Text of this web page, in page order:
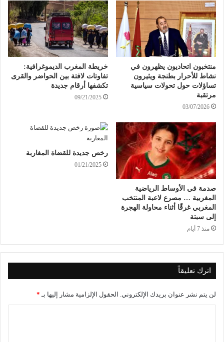
منتخبون اتحاديون يظهرون في
نشاط للأحرار بطنجة ويثيرون
تساؤلات حول تحولات سياسية
مرتقبة
03/07/2026
خريطة المغرب الديموغرافية:
تفاوتات لافتة بين الحواضر والقرى
تكشفها أرقام جديدة
09/21/2025
صدمة في الأوساط الرياضية
المغربية … مصرع لاعبة المنتخب
المغربي غرقًا أثناء محاولة الهجرة
إلى سبتة
منذ 7 أيام
رخص جديدة للقضاة المغاربة
01/21/2025
اترك تعليقاً
لن يتم نشر عنوان بريدك الإلكتروني. الحقول الإلزامية مشار إليها بـ *